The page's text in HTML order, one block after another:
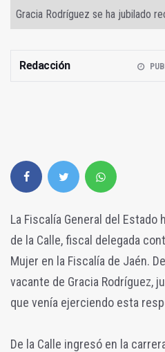
Gracia Rodríguez se ha jubilado
Redacción
La Fiscalía General del Estado
de la Calle, fiscal delegada
Mujer en la Fiscalía de Jaén.
vacante de Gracia Rodríguez,
que venía ejerciendo esta
De la Calle ingresó en la